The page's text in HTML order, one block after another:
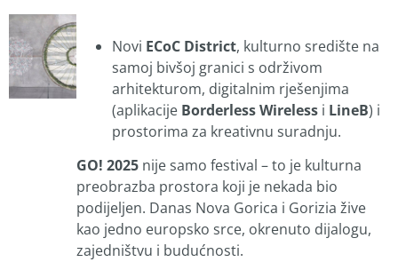
Novi ECoC District, kulturno središte na
samoj bivšoj granici s održivom
arhitekturom, digitalnim rješenjima
(aplikacije Borderless Wireless i LineB) i
prostorima za kreativnu suradnju.
GO! 2025 nije samo festival – to je kulturna
preobrazba prostora koji je nekada bio
podijeljen. Danas Nova Gorica i Gorizia žive
kao jedno europsko srce, okrenuto dijalogu,
zajedništvu i budućnosti.